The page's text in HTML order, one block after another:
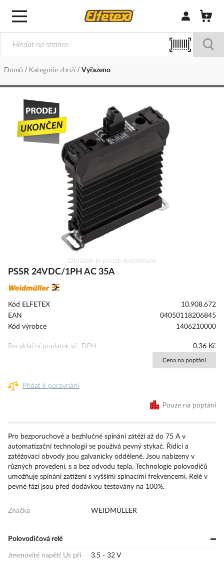
Přihlásit/
Domů Kategorie zboží Vyřazeno
konec
galerie
na
galerie
s
Obrázek je pouze ilustrativní.
PSSR 24VDC/1PH AC 35A
Kód ELFETEX
10.908.672
EAN
04050118206845
Kód výrobce
1406210000
Recyklační poplatek vč. DPH 0,36 Kč
Cena na poptání
Přidat k porovnání
Pouze na poptání
Pro bezporuchové a bezhlučné spínání zátěží až do 75 A v
automatizační technologii se používá pevný stykač. Řídicí a
zatěžovací obvody jsou galvanicky oddělené. Jsou nabízeny v
různých provedení, s a bez odvodu tepla. Technologie polovodičů
umožňuje spínání zatížení s vyššími spínacími frekvencemi. Relé v
pevné fázi jsou před dodávkou testovány na 100%.
Značka WEIDMÜLLER
Polovodičová relé
Jmenovité napětí Us při
3.5 - 32 V